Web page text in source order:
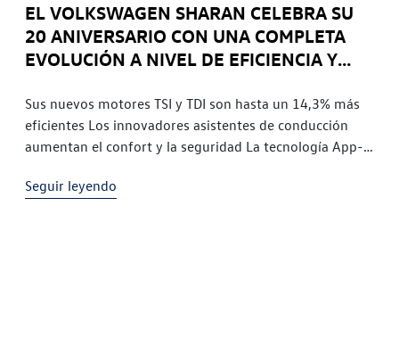
EL VOLKSWAGEN SHARAN CELEBRA SU
20 ANIVERSARIO CON UNA COMPLETA
EVOLUCIÓN A NIVEL DE EFICIENCIA Y
Sus nuevos motores TSI y TDI son hasta un 14,3% más
eficientes Los innovadores asistentes de conducción
aumentan el confort y la seguridad La tecnología App-
Smartphone Tres niveles
Seguir leyendo